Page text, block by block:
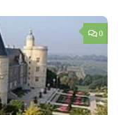
0